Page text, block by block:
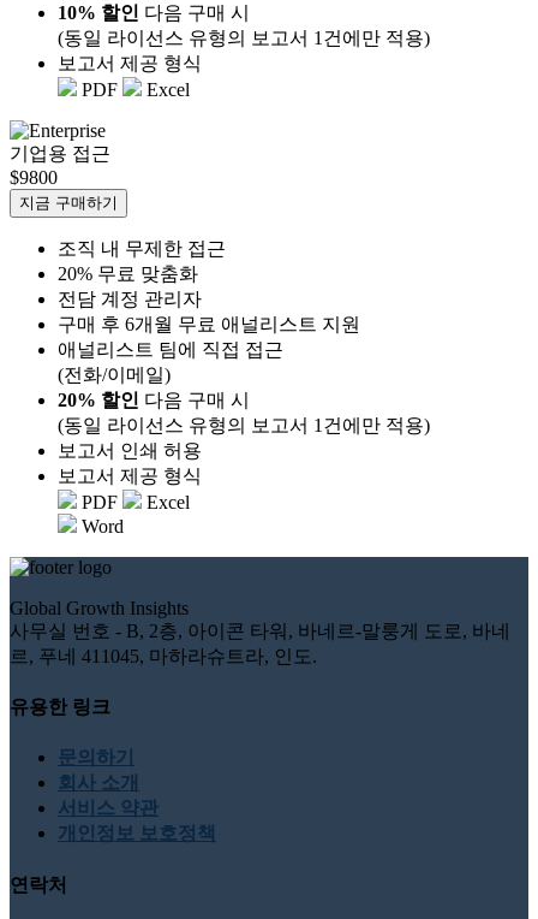
10% 할인 다음 구매 시
(동일 라이선스 유형의 보고서 1건에만 적용)
보고서 제공 형식
PDF
Excel
기업용 접근
$9800
지금 구매하기
조직 내 무제한 접근
20% 무료 맞춤화
전담 계정 관리자
구매 후 6개월 무료 애널리스트 지원
애널리스트 팀에 직접 접근
(전화/이메일)
20% 할인 다음 구매 시
(동일 라이선스 유형의 보고서 1건에만 적용)
보고서 인쇄 허용
보고서 제공 형식
PDF
Excel
Word
Global Growth Insights
사무실 번호 - B, 2층, 아이콘 타워, 바네르-말룽게 도로, 바네
르, 푸네 411045, 마하라슈트라, 인도.
유용한 링크
문의하기
회사 소개
서비스 약관
개인정보 보호정책
연락처